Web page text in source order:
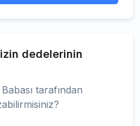
dedelerinin
tarafından